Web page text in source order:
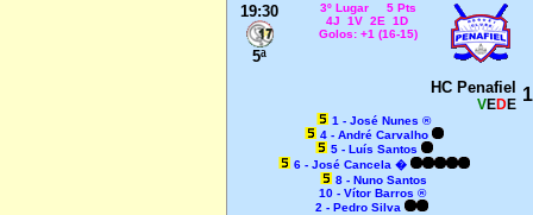
19:30
5ª
3º Lugar 5 Pts
4J 1V 2E 1D
Golos: +1 (16-15)
HC Penafiel
VEDE
1 - José Nunes ®
4 - André Carvalho
5 - Luís Santos
6 - José Cancela �
8 - Nuno Santos
10 - Vítor Barros ®
2 - Pedro Silva